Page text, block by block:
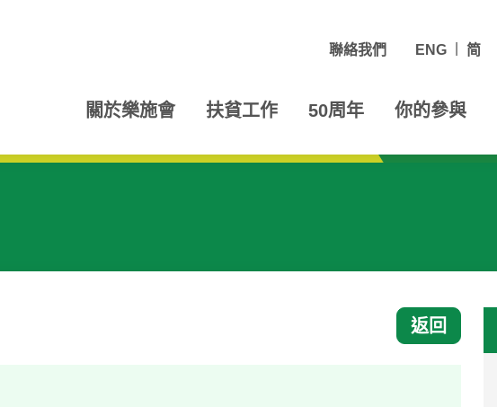
聯絡我們 ENG 简
關於樂施會 扶貧工作 50周年 你的參與
返回